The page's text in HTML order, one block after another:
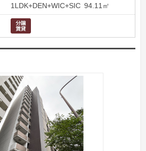
1LDK+DEN+WIC+SIC 94.11㎡